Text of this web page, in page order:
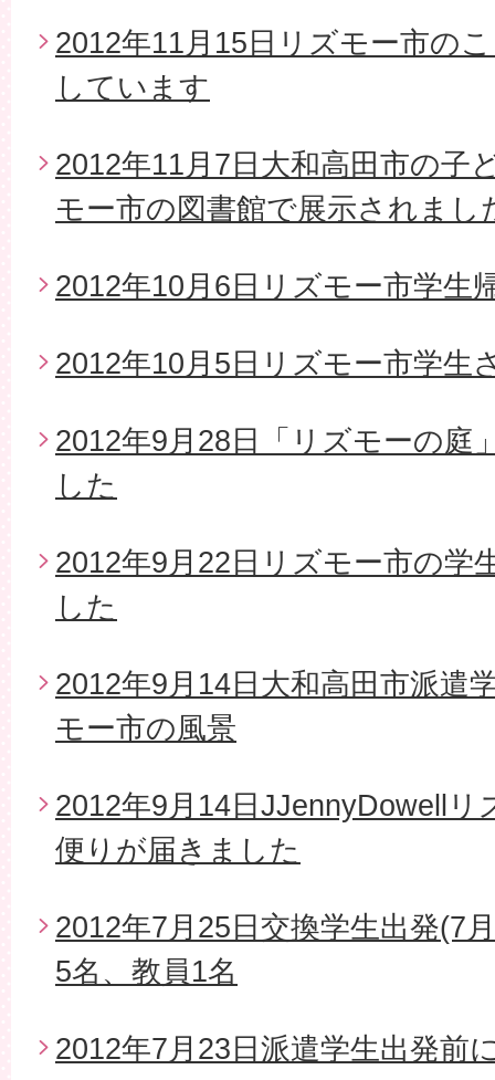
2012年11月15日リズモー市の
しています
2012年11月7日大和高田市の子
モー市の図書館で展示されまし
2012年10月6日リズモー市学生
2012年10月5日リズモー市学生
2012年9月28日「リズモーの庭
した
2012年9月22日リズモー市の学
した
2012年9月14日大和高田市派遣
モー市の風景
2012年9月14日JJennyDowellリ
便りが届きました
2012年7月25日交換学生出発(7
5名、教員1名
2012年7月23日派遣学生出発前